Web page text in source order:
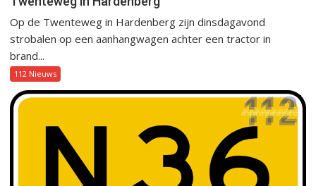
Op de Twenteweg in Hardenberg zijn dinsdagavond
strobalen op een aanhangwagen achter een tractor in
brand...
112 Nieuws